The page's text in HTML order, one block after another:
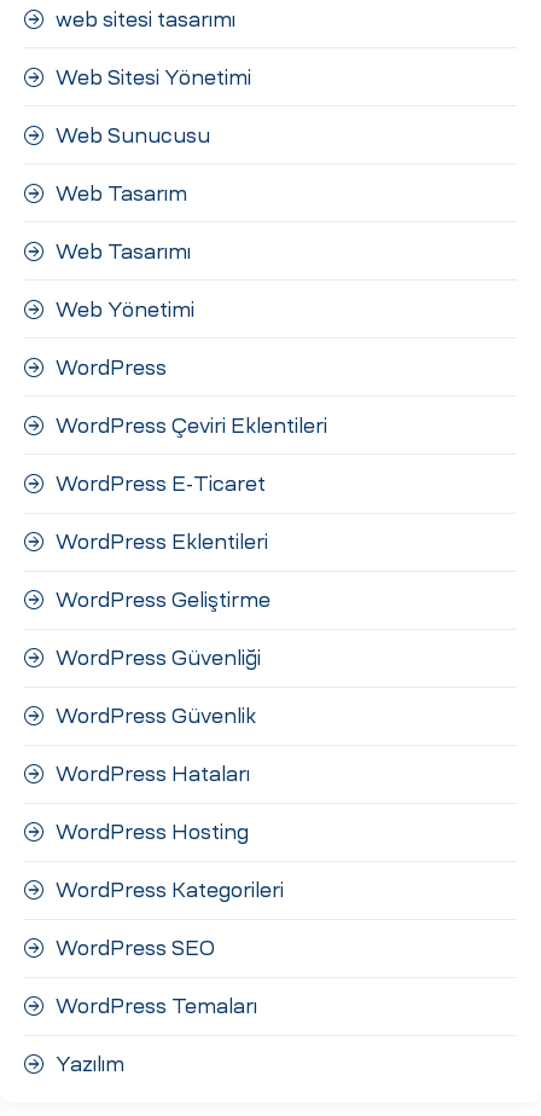
web sitesi tasarımı
Web Sitesi Yönetimi
Web Sunucusu
Web Tasarım
Web Tasarımı
Web Yönetimi
WordPress
WordPress Çeviri Eklentileri
WordPress E-Ticaret
WordPress Eklentileri
WordPress Geliştirme
WordPress Güvenliği
WordPress Güvenlik
WordPress Hataları
WordPress Hosting
WordPress Kategorileri
WordPress SEO
WordPress Temaları
Yazılım